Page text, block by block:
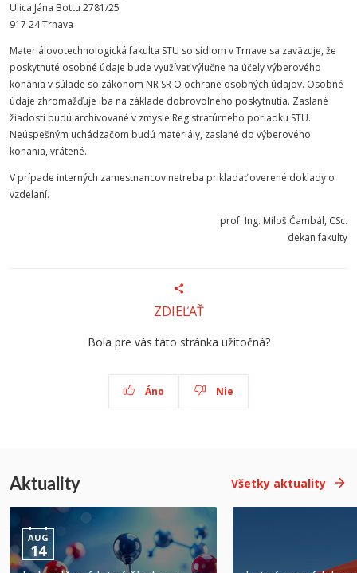
Ulica Jána Bottu 2781/25
917 24 Trnava
Materiálovotechnologická fakulta STU so sídlom v Trnave sa zaväzuje, že
poskytnuté osobné údaje bude využívať výlučne na účely výberového
konania v súlade so zákonom NR SR O ochrane osobných údajov. Osobné
údaje zhromažďuje iba na základe dobrovoľného poskytnutia. Zaslané
žiadosti budú archivované v zmysle Registratúrneho poriadku STU.
Neúspešným uchádzačom budú materiály, zaslané do výberového
konania, vrátené.
V prípade interných zamestnancov netreba prikladať overené doklady o
vzdelaní.
prof. Ing. Miloš Čambál, CSc.
dekan fakulty
ZDIEĽAŤ
Bola pre vás táto stránka užitočná?
Áno Nie
Aktuality Všetky aktuality
AUG
14